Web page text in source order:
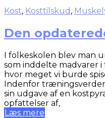
Kost, Kosttilskud ,
Den
I folkeskolen blev man
som inddelte madvarer
hvor meget vi burde
Indenfor
sin udgave af en
opfattelser af,
Læs mere